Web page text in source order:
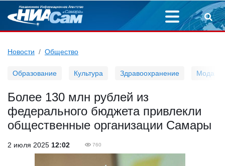
Новости Общество
Образование Культура Здравоохранение Мода
Более 130 млн рублей из
федерального бюджета привлекли
общественные организации Самары
2 июля 2025 12:02 760